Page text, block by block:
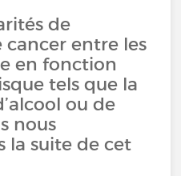
de
cancer entre les
en fonction
tels que la
ou de
nous
la suite de cet